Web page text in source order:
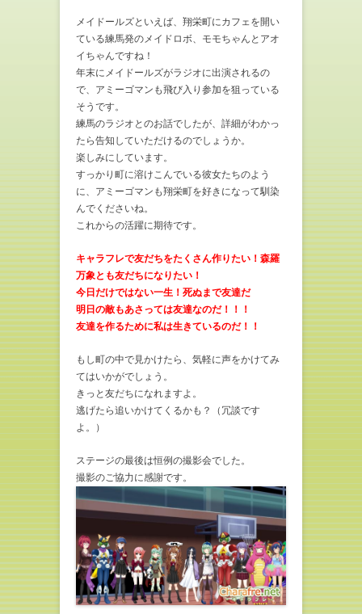
メイドールズといえば、翔栄町にカフェを開い
ている練馬発のメイドロボ、モモちゃんとアオ
イちゃんですね！
年末にメイドールズがラジオに出演されるの
で、アミーゴマンも飛び入り参加を狙っている
そうです。
練馬のラジオとのお話でしたが、詳細がわかっ
たら告知していただけるのでしょうか。
楽しみにしています。
すっかり町に溶けこんでいる彼女たちのよう
に、アミーゴマンも翔栄町を好きになって馴染
んでくださいね。
これからの活躍に期待です。
キャラフレで友だちをたくさん作りたい！森羅
万象とも友だちになりたい！
今日だけではない一生！死ぬまで友達だ
明日の敵もあさっては友達なのだ！！！
友達を作るために私は生きているのだ！！
もし町の中で見かけたら、気軽に声をかけてみ
てはいかがでしょう。
きっと友だちになれますよ。
逃げたら追いかけてくるかも？（冗談です
よ。）
ステージの最後は恒例の撮影会でした。
撮影のご協力に感謝です。